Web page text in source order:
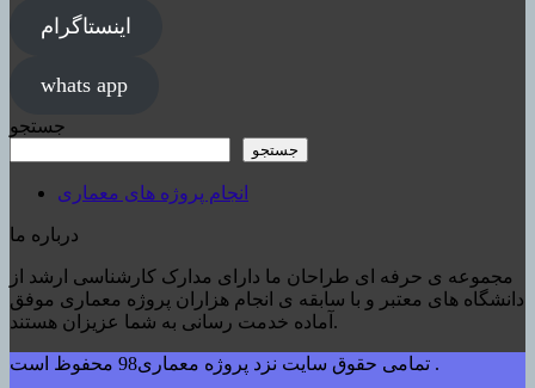
اینستاگرام
whats app
جستجو
جستجو
انجام پروژه های معماری
درباره ما
مجموعه ی حرفه ای طراحان ما دارای مدارک کارشناسی ارشد از
دانشگاه های معتبر و با سابقه ی انجام هزاران پروژه معماری موفق
آماده خدمت رسانی به شما عزیزان هستند.
تمامی حقوق سایت نزد پروژه معماری98 محفوظ است .